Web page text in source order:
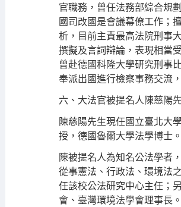
官職務，曾任法務部綜合規
國司改國是會議幕僚工作；
析，目前主責最高法院刑事
撰擬及言詞辯論，表現相當
曾赴德國科隆大學研究刑事
奉派出國進行檢察事務交流
六、大法官被提名人陳慈陽
陳慈陽先生現任國立臺北大
授，德國魯爾大學法學博士。
陳被提名人為知名公法學者
從事憲法、行政法、環境法
任該校公法研究中心主任；
會、臺灣環境法學會理事長